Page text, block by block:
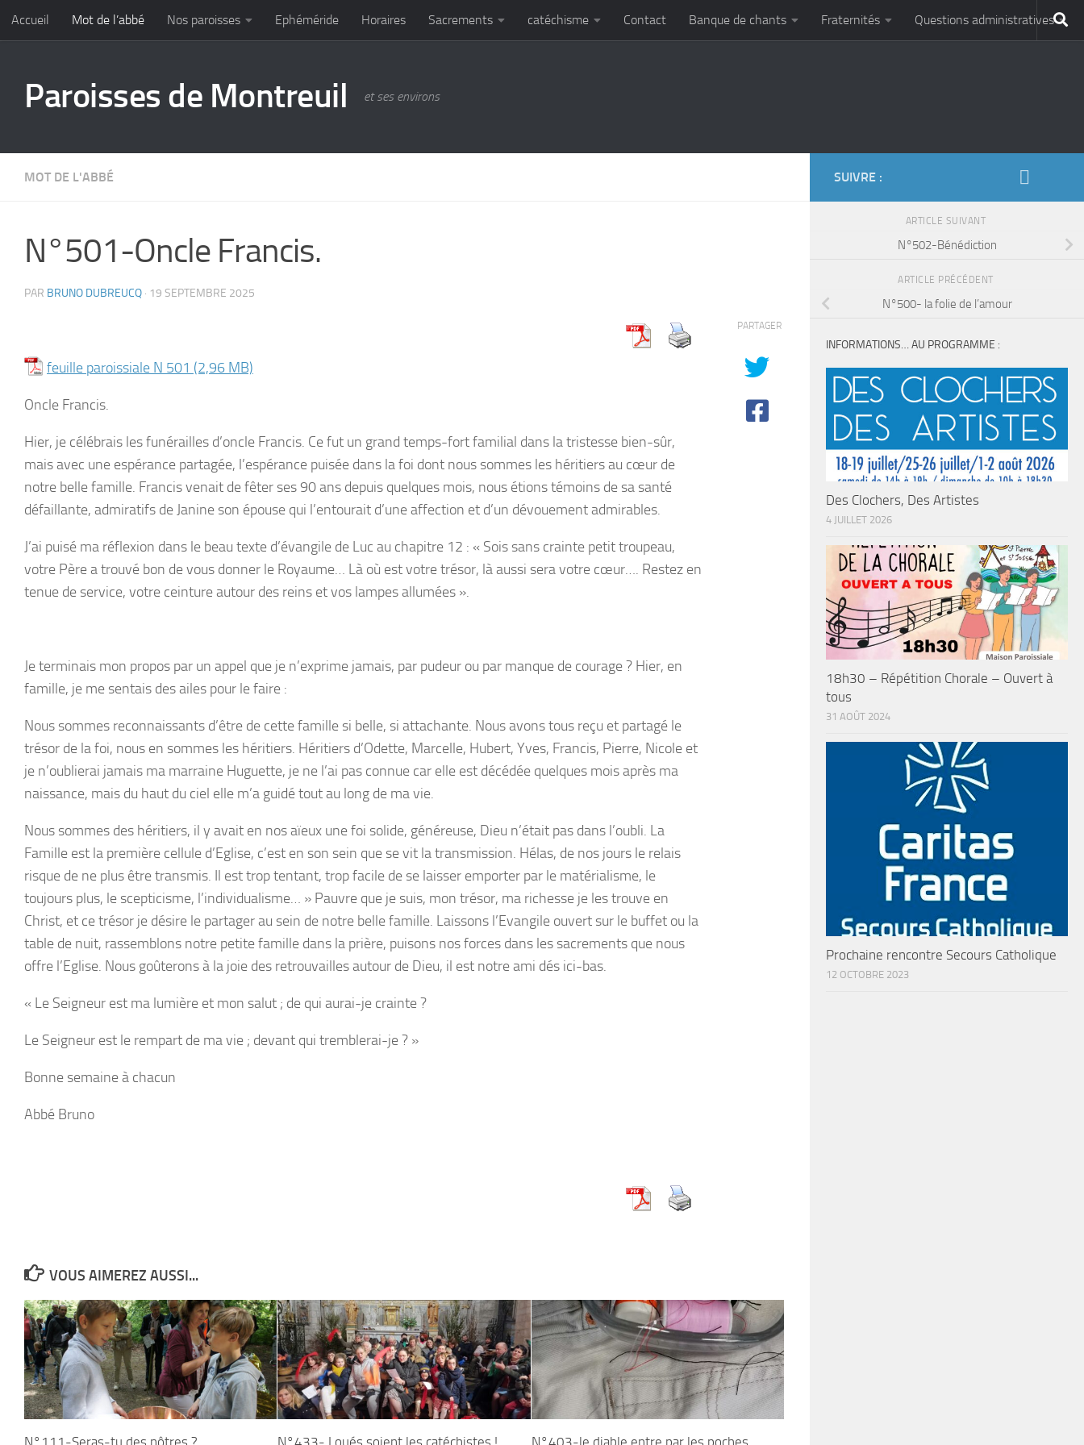
Skip to content
Accueil Mot de l’abbé Nos paroisses Ephéméride Horaires Sacrements catéchisme Contact Banque de chants Fraternités Questions administratives
Paroisses de Montreuil et ses environs
MOT DE L'ABBÉ
N°501-Oncle Francis.
PAR BRUNO DUBREUCQ · 19 SEPTEMBRE 2025
feuille paroissiale N 501
Oncle Francis.
Hier, je célébrais les funérailles d’oncle Francis. Ce fut un grand temps-fort familial dans la tristesse bien-sûr,
mais avec une espérance partagée, l’espérance puisée dans la foi dont nous sommes les héritiers au cœur de
notre belle famille. Francis venait de fêter ses 90 ans depuis quelques mois, nous étions témoins de sa santé
défaillante, admiratifs de Janine son épouse qui l’entourait d’une affection et d’un dévouement admirables.
J’ai puisé ma réflexion dans le beau texte d’évangile de Luc au chapitre 12 : « Sois sans crainte petit troupeau,
votre Père a trouvé bon de vous donner le Royaume… Là où est votre trésor, là aussi sera votre cœur…. Restez en
tenue de service, votre ceinture autour des reins et vos lampes allumées ».
Je terminais mon propos par un appel que je n’exprime jamais, par pudeur ou par manque de courage ? Hier, en
famille, je me sentais des ailes pour le faire :
Nous sommes reconnaissants d’être de cette famille si belle, si attachante. Nous avons tous reçu et partagé le
trésor de la foi, nous en sommes les héritiers. Héritiers d’Odette, Marcelle, Hubert, Yves, Francis, Pierre, Nicole et
je n’oublierai jamais ma marraine Huguette, je ne l’ai pas connue car elle est décédée quelques mois après ma
naissance, mais du haut du ciel elle m’a guidé tout au long de ma vie.
Nous sommes des héritiers, il y avait en nos aïeux une foi solide, généreuse, Dieu n’était pas dans l’oubli. La
Famille est la première cellule d’Eglise, c’est en son sein que se vit la transmission. Hélas, de nos jours le relais
risque de ne plus être transmis. Il est trop tentant, trop facile de se laisser emporter par le matérialisme, le
toujours plus, le scepticisme, l’individualisme… » Pauvre que je suis, mon trésor, ma richesse je les trouve en
Christ, et ce trésor je désire le partager au sein de notre belle famille. Laissons l’Evangile ouvert sur le buffet ou la
table de nuit, rassemblons notre petite famille dans la prière, puisons nos forces dans les sacrements que nous
offre l’Eglise. Nous goûterons à la joie des retrouvailles autour de Dieu, il est notre ami dés ici-bas.
« Le Seigneur est ma lumière et mon salut ; de qui aurai-je crainte ?
Le Seigneur est le rempart de ma vie ; devant qui tremblerai-je ? »
Bonne semaine à chacun
Abbé Bruno
PARTAGER
VOUS AIMEREZ AUSSI...
N°111-Seras-tu des nôtres ? N°433- Loués soient les catéchistes ! N°403-le diable entre par les poches
SUIVRE :
ARTICLE SUIVANT
N°502-Bénédiction
ARTICLE PRÉCÉDENT
N°500- la folie de l’amour
INFORMATIONS… AU PROGRAMME :
Des Clochers, Des Artistes
4 JUILLET 2026
18h30 – Répétition Chorale – Ouvert à
tous
31 AOÛT 2024
Prochaine rencontre Secours Catholique
12 OCTOBRE 2023